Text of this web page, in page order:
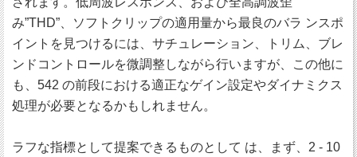
み”THD”、ソフトクリップの適用量から最良のバラ ンスポ
イントを見つけるには、サチュレーション、トリム、ブレ
ンドコントロールを微調整しながら行いますが、この他に
も、542 の前段における適正なゲイン設定やダイナミクス
処理が必要となるかもしれません。
ラフな指標として提案できるものとして は、まず、2 - 10